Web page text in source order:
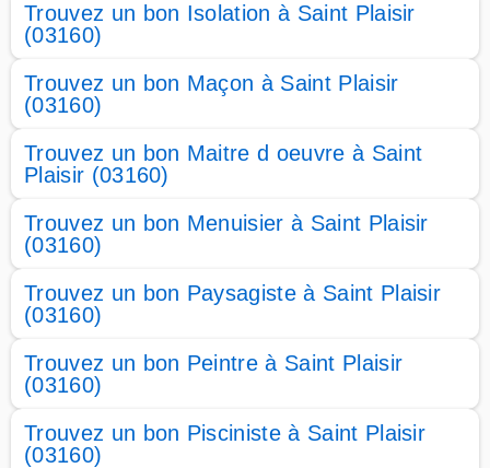
Trouvez un bon Isolation à Saint Plaisir
(03160)
Trouvez un bon Maçon à Saint Plaisir
(03160)
Trouvez un bon Maitre d oeuvre à Saint
Plaisir (03160)
Trouvez un bon Menuisier à Saint Plaisir
(03160)
Trouvez un bon Paysagiste à Saint Plaisir
(03160)
Trouvez un bon Peintre à Saint Plaisir
(03160)
Trouvez un bon Pisciniste à Saint Plaisir
(03160)